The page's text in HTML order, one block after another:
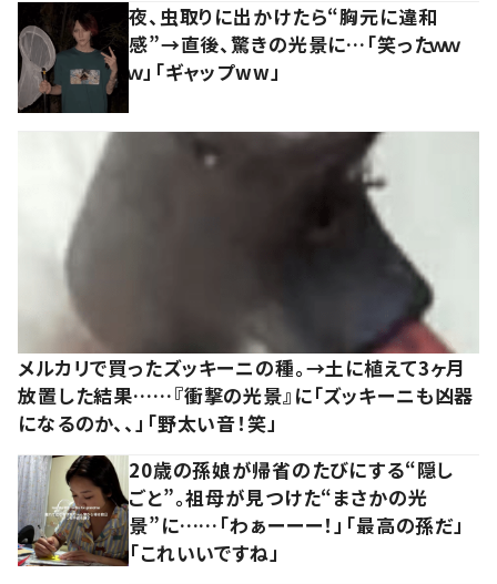
夜、虫取りに出かけたら“胸元に違和
感”→直後、驚きの光景に…「笑ったｗｗ
ｗ」「ギャップww」
メルカリで買ったズッキーニの種。→土に植えて3ヶ月
放置した結果……『衝撃の光景』に「ズッキーニも凶器
になるのか、、」「野太い音！笑」
20歳の孫娘が帰省のたびにする“隠し
ごと”。祖母が見つけた“まさかの光
景”に……「わぁーーー！」「最高の孫だ」
「これいいですね」